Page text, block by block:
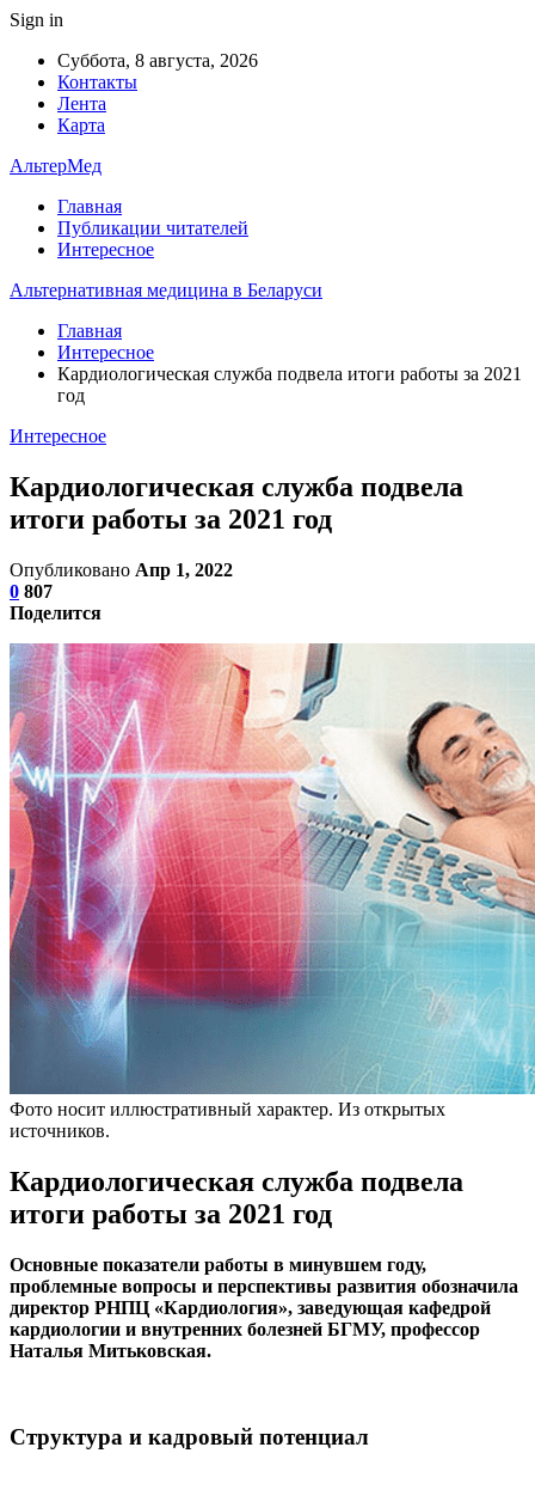
Sign in
Суббота, 8 августа, 2026
Контакты
Лента
Карта
АльтерМед
Главная
Публикации читателей
Интересное
Альтернативная медицина в Беларуси
Главная
Интересное
Кардиологическая служба подвела итоги работы за 2021
год
Интересное
Кардиологическая служба подвела
итоги работы за 2021 год
Опубликовано Апр 1, 2022
0 807
Поделится
Фото носит иллюстративный характер. Из открытых
источников.
Кардиологическая служба подвела
итоги работы за 2021 год
Основные показатели работы в минувшем году,
проблемные вопросы и перспективы развития обозначила
директор РНПЦ «Кардиология», заведующая кафедрой
кардиологии и внутренних болезней БГМУ, профессор
Наталья Митьковская.
Структура и кадровый потенциал